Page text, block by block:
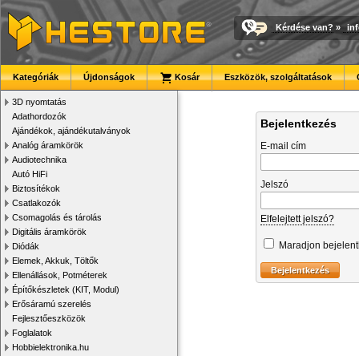
Kérdése van? »
Kategóriák Újdonságok Kosár Eszközök, szolgáltatások
3D nyomtatás
Adathordozók
Ajándékok, ajándékutalványok
Analóg áramkörök
Audiotechnika
Autó HiFi
Biztosítékok
Csatlakozók
Csomagolás és tárolás
Digitális áramkörök
Diódák
Elemek, Akkuk, Töltők
Ellenállások, Potméterek
Építőkészletek (KIT, Modul)
Erősáramú szerelés
Fejlesztőeszközök
Foglalatok
Hobbielektronika.hu
Bejelentkezés
E-mail cím
Jelszó
Elfelejtett jelszó?
Maradjon